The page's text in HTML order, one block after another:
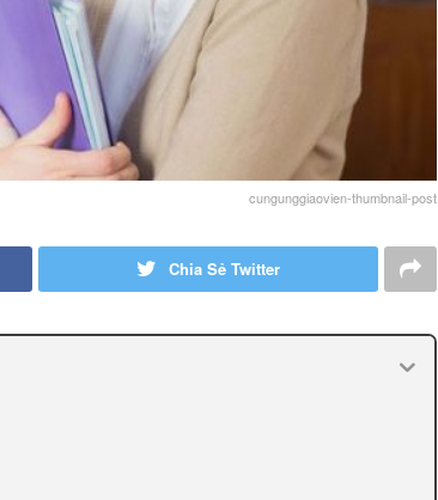
cungunggiaovien-thumbnail-post
Chia Sẻ Twitter